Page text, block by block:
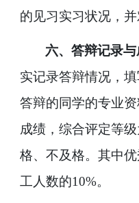
的见习实习状况，
六、答辩记录与
实记录答辩情况，
答辩的同学的专业
成绩，综合评定等
格、不及格。其中
工人数的10%。